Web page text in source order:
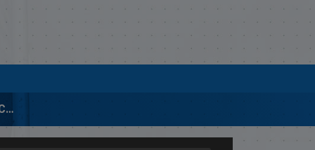
0627-2018 PRIMERA LECTURA